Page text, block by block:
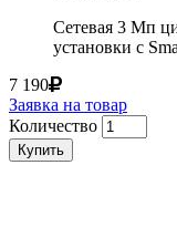
Сетевая 3 Мп
установки с
7 190
Заявка на товар
Количество
Купить